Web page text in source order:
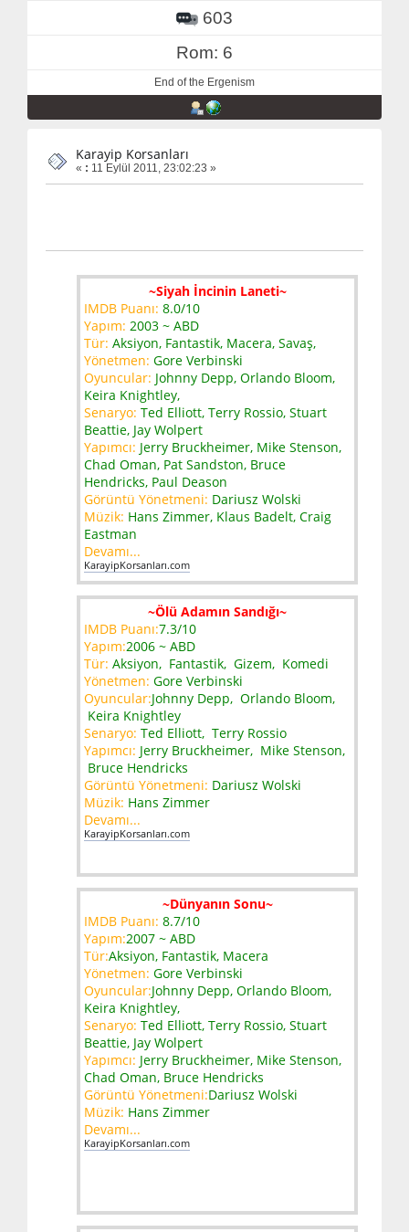
603
Rom: 6
End of the Ergenism
Karayip Korsanları
« : 11 Eylül 2011, 23:02:23 »
~Siyah İncinin Laneti~
IMDB Puanı: 8.0/10
Yapım: 2003 ~ ABD
Tür: Aksiyon, Fantastik, Macera, Savaş,
Yönetmen: Gore Verbinski
Oyuncular: Johnny Depp, Orlando Bloom,
Keira Knightley,
Senaryo: Ted Elliott, Terry Rossio, Stuart
Beattie, Jay Wolpert
Yapımcı: Jerry Bruckheimer, Mike Stenson,
Chad Oman, Pat Sandston, Bruce
Hendricks, Paul Deason
Görüntü Yönetmeni: Dariusz Wolski
Müzik: Hans Zimmer, Klaus Badelt, Craig
Eastman
Devamı...
KarayipKorsanları.com
~Ölü Adamın Sandığı~
IMDB Puanı:7.3/10
Yapım:2006 ~ ABD
Tür: Aksiyon, Fantastik, Gizem, Komedi
Yönetmen: Gore Verbinski
Oyuncular:Johnny Depp, Orlando Bloom,
Keira Knightley
Senaryo: Ted Elliott, Terry Rossio
Yapımcı: Jerry Bruckheimer, Mike Stenson,
Bruce Hendricks
Görüntü Yönetmeni: Dariusz Wolski
Müzik: Hans Zimmer
Devamı...
KarayipKorsanları.com
~Dünyanın Sonu~
IMDB Puanı: 8.7/10
Yapım:2007 ~ ABD
Tür:Aksiyon, Fantastik, Macera
Yönetmen: Gore Verbinski
Oyuncular:Johnny Depp, Orlando Bloom,
Keira Knightley,
Senaryo: Ted Elliott, Terry Rossio, Stuart
Beattie, Jay Wolpert
Yapımcı: Jerry Bruckheimer, Mike Stenson,
Chad Oman, Bruce Hendricks
Görüntü Yönetmeni:Dariusz Wolski
Müzik: Hans Zimmer
Devamı...
KarayipKorsanları.com